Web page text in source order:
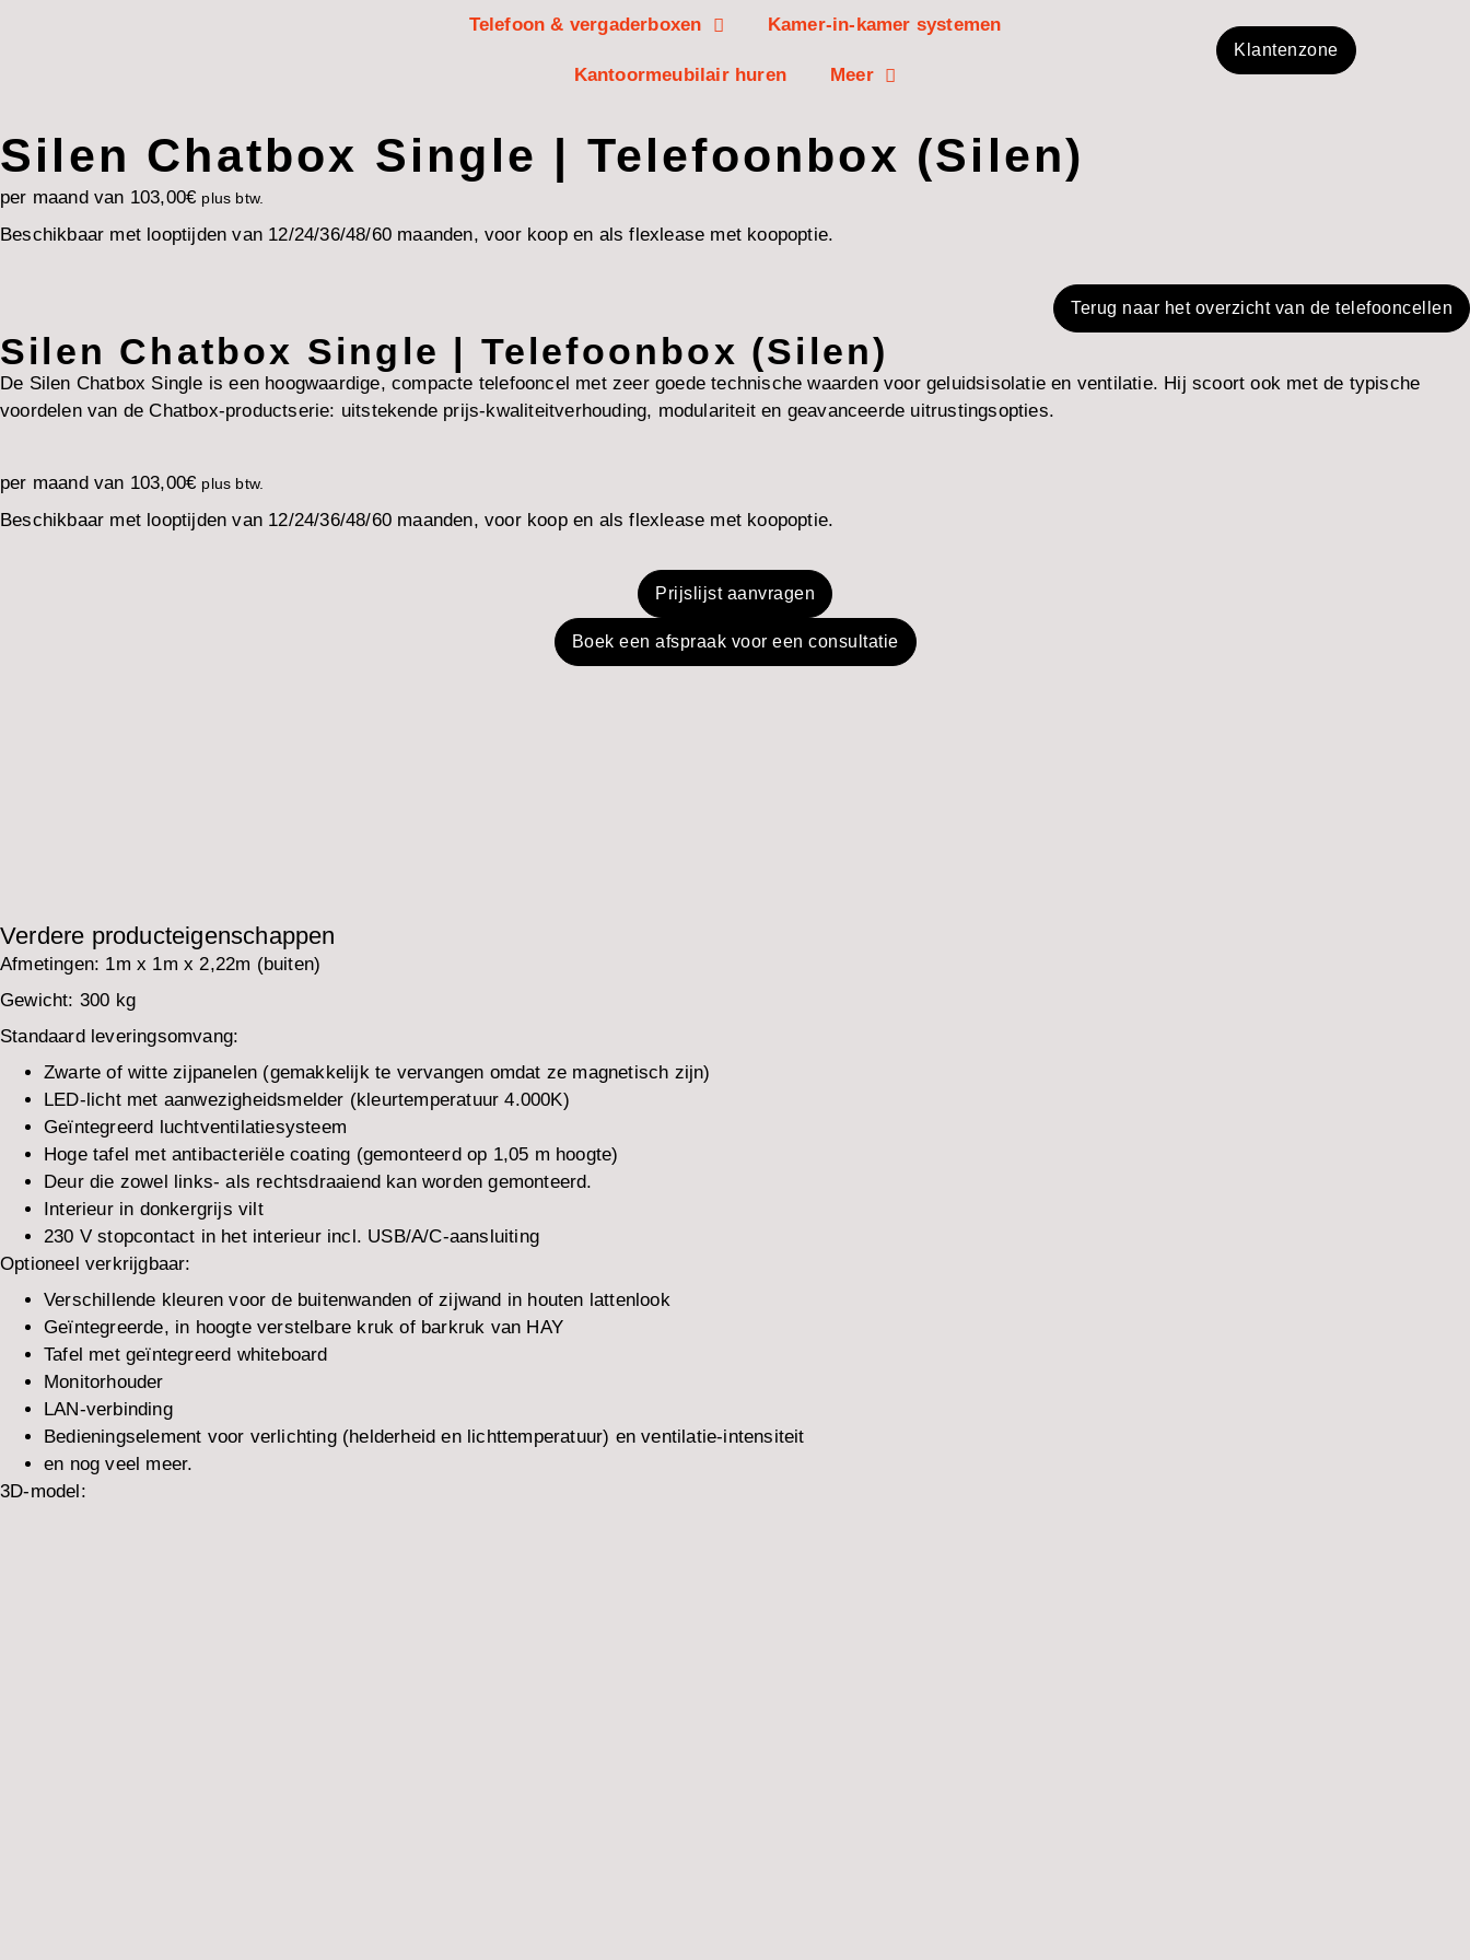
Telefoon & vergaderboxen Kamer-in-kamer systemen
Kantoormeubilair huren Meer
Klantenzone
Silen Chatbox Single | Telefoonbox (Silen)
per maand van 103,00€ plus btw.
Beschikbaar met looptijden van 12/24/36/48/60 maanden, voor koop en als flexlease met koopoptie.
Terug naar het overzicht van de telefooncellen
Silen Chatbox Single | Telefoonbox (Silen)
De Silen Chatbox Single is een hoogwaardige, compacte telefooncel met zeer goede technische waarden voor geluidsisolatie en ventilatie. Hij scoort ook met de typische
voordelen van de Chatbox-productserie: uitstekende prijs-kwaliteitverhouding, modulariteit en geavanceerde uitrustingsopties.
per maand van 103,00€ plus btw.
Beschikbaar met looptijden van 12/24/36/48/60 maanden, voor koop en als flexlease met koopoptie.
Prijslijst aanvragen
Boek een afspraak voor een consultatie
Verdere producteigenschappen
Afmetingen: 1m x 1m x 2,22m (buiten)
Gewicht: 300 kg
Standaard leveringsomvang:
Zwarte of witte zijpanelen (gemakkelijk te vervangen omdat ze magnetisch zijn)
LED-licht met aanwezigheidsmelder (kleurtemperatuur 4.000K)
Geïntegreerd luchtventilatiesysteem
Hoge tafel met antibacteriële coating (gemonteerd op 1,05 m hoogte)
Deur die zowel links- als rechtsdraaiend kan worden gemonteerd.
Interieur in donkergrijs vilt
230 V stopcontact in het interieur incl. USB/A/C-aansluiting
Optioneel verkrijgbaar:
Verschillende kleuren voor de buitenwanden of zijwand in houten lattenlook
Geïntegreerde, in hoogte verstelbare kruk of barkruk van HAY
Tafel met geïntegreerd whiteboard
Monitorhouder
LAN-verbinding
Bedieningselement voor verlichting (helderheid en lichttemperatuur) en ventilatie-intensiteit
en nog veel meer.
3D-model: